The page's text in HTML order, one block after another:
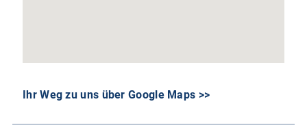
Ihr Weg zu uns über Google Maps >>